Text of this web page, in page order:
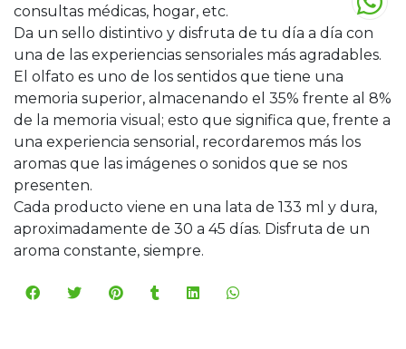
consultas médicas, hogar, etc.
Da un sello distintivo y disfruta de tu día a día con
una de las experiencias sensoriales más agradables.
El olfato es uno de los sentidos que tiene una
memoria superior, almacenando el 35% frente al 8%
de la memoria visual; esto que significa que, frente a
una experiencia sensorial, recordaremos más los
aromas que las imágenes o sonidos que se nos
presenten.
Cada producto viene en una lata de 133 ml y dura,
aproximadamente de 30 a 45 días. Disfruta de un
aroma constante, siempre.